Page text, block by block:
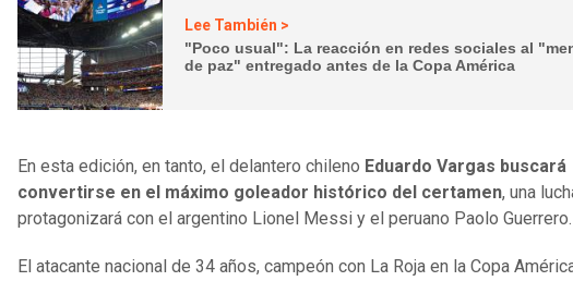
Lee También >
"Poco usual": La reacción en redes sociales al
de paz" entregado antes de la Copa América
En esta edición, en tanto, el delantero chileno Eduardo Vargas buscará
convertirse en el máximo goleador histórico del certamen, una
protagonizará con el argentino Lionel Messi y el peruano Paolo Guerrero.
El atacante nacional de 34 años, campeón con La Roja en la Copa